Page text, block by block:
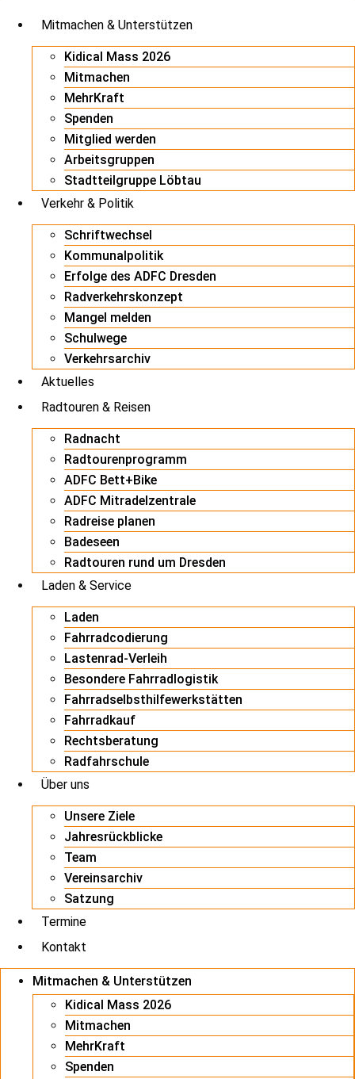
Mitmachen & Unterstützen
Kidical Mass 2026
Mitmachen
MehrKraft
Spenden
Mitglied werden
Arbeitsgruppen
Stadtteilgruppe Löbtau
Verkehr & Politik
Schriftwechsel
Kommunalpolitik
Erfolge des ADFC Dresden
Radverkehrskonzept
Mangel melden
Schulwege
Verkehrsarchiv
Aktuelles
Radtouren & Reisen
Radnacht
Radtourenprogramm
ADFC Bett+Bike
ADFC Mitradelzentrale
Radreise planen
Badeseen
Radtouren rund um Dresden
Laden & Service
Laden
Fahrradcodierung
Lastenrad-Verleih
Besondere Fahrradlogistik
Fahrradselbsthilfewerkstätten
Fahrradkauf
Rechtsberatung
Radfahrschule
Über uns
Unsere Ziele
Jahresrückblicke
Team
Vereinsarchiv
Satzung
Termine
Kontakt
Mitmachen & Unterstützen
Kidical Mass 2026
Mitmachen
MehrKraft
Spenden